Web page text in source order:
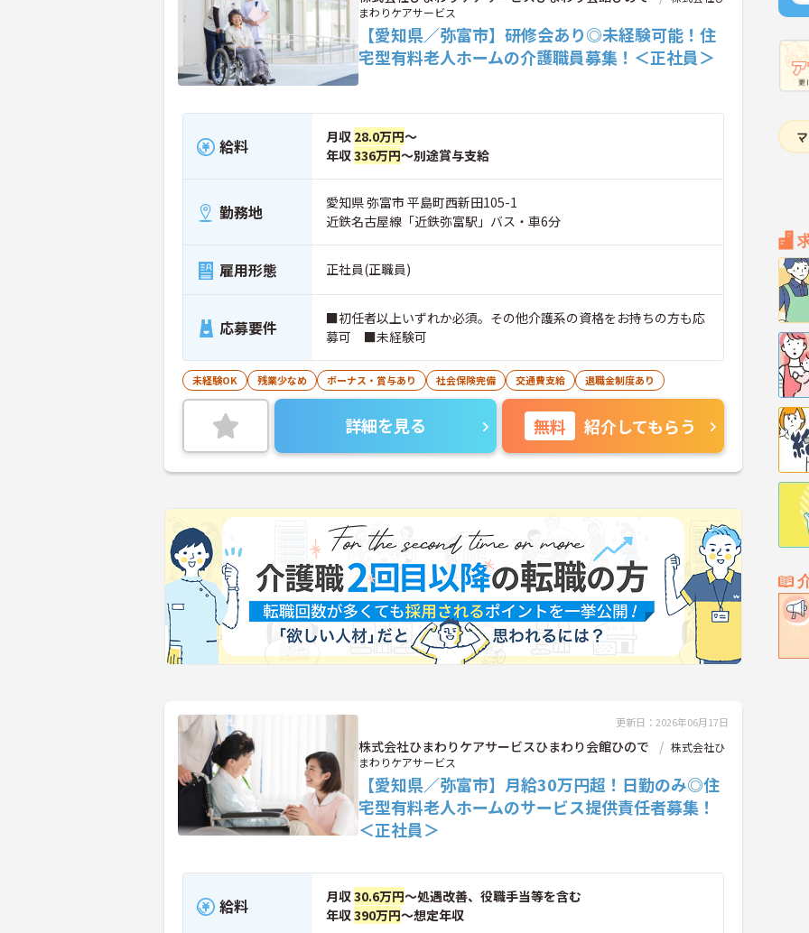
まわりケアサービス
【愛知県／弥富市】研修会あり◎未経験可能！住
宅型有料老人ホームの介護職員募集！＜正社員＞
給料 月収 28.0万円～
年収336万円～別途賞与支給
勤務地
愛知県 弥富市 平島町西新田105-1
近鉄名古屋線「近鉄弥富駅」バス・車6分
雇用形態 正社員(正職員)
応募要件
■初任者以上いずれか必須。その他介護系の資格をお持ちの方も応
募可 ■未経験可
未経験OK 残業少なめ ボーナス・賞与あり 社会保険完備 交通費支給 退職金制度あり
詳細を見る 無料 紹介してもらう
更新日：2026年06月17日
株式会社ひまわりケアサービスひまわり会館ひので
株式会社ひ
まわりケアサービス
【愛知県／弥富市】月給30万円超！日勤のみ◎住
宅型有料老人ホームのサービス提供責任者募集！
＜正社員＞
給料 月収30.6万円～処遇改善、役職手当等を含む
年収390万円～想定年収